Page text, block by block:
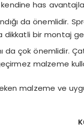
has
da önemlidir.
dikkatli bir montaj
da çok önemlidir.
malzeme
malzeme ve